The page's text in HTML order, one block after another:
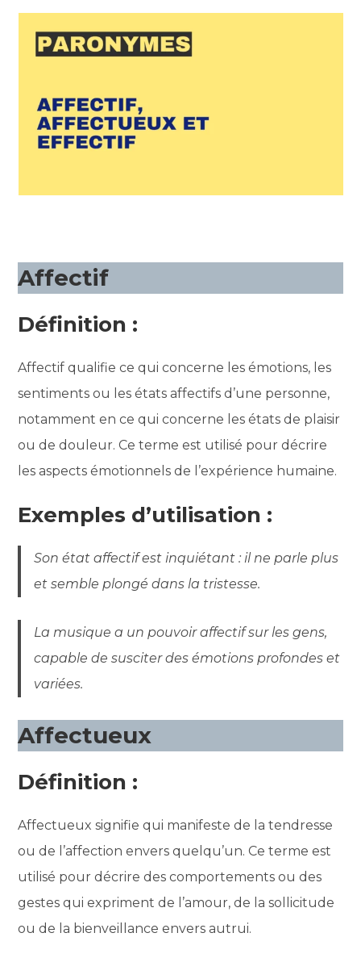
Affectif
Définition :
Affectif qualifie ce qui concerne les émotions, les
sentiments ou les états affectifs d’une personne,
notamment en ce qui concerne les états de plaisir
ou de douleur. Ce terme est utilisé pour décrire
les aspects émotionnels de l’expérience humaine.
Exemples d’utilisation :
Son état affectif est inquiétant : il ne parle plus
et semble plongé dans la tristesse.
La musique a un pouvoir affectif sur les gens,
capable de susciter des émotions profondes et
variées.
Affectueux
Définition :
Affectueux signifie qui manifeste de la tendresse
ou de l’affection envers quelqu’un. Ce terme est
utilisé pour décrire des comportements ou des
gestes qui expriment de l’amour, de la sollicitude
ou de la bienveillance envers autrui.